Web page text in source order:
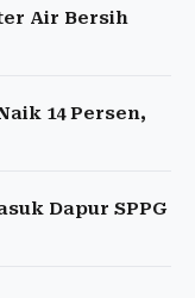
Air Bersih
14 Persen,
Dapur SPPG